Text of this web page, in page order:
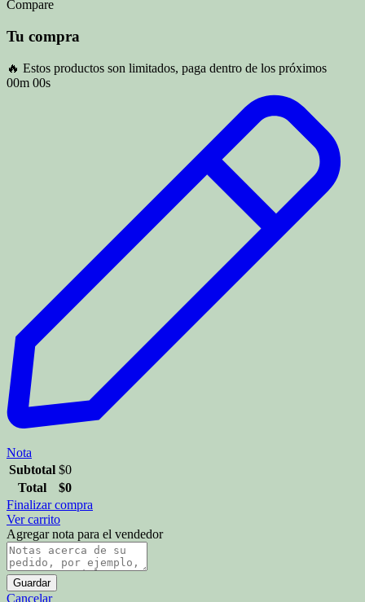
Compare
Tu compra
🔥 Estos productos son limitados, paga dentro de los próximos
00m 00s
Nota
Subtotal $0
Total
$0
Finalizar compra
Ver carrito
Agregar nota para el vendedor
Guardar
Cancelar